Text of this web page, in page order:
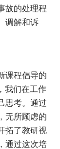
故的处理程
调解和诉
课程倡导的
我们在工作
思考。通过
无所顾虑的
拓了教研视
通过这次培